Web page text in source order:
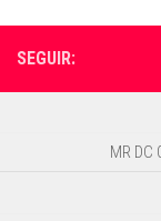
SEGUIR:
MR